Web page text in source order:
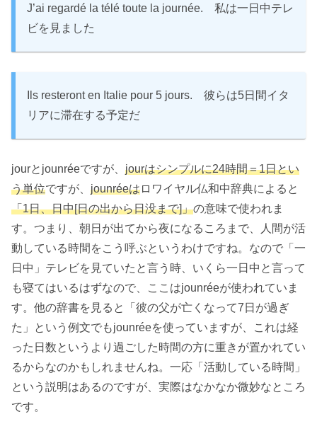
J’ai regardé la télé toute la journée. 私は一日中テレ
ビを見ました
Ils resteront en Italie pour 5 jours. 彼らは5日間イタ
リアに滞在する予定だ
jourとjounréeですが、 jourはシンプルに24時間＝1日とい
う単位ですが、 jounréeはロワイヤル仏和中辞典によると
「1日、日中[日の出から日没まで]」の意味で使われま
す。つまり、朝日が出てから夜になるころまで、人間が活
動している時間をこう呼ぶというわけですね。なので「一
日中」テレビを見ていたと言う時、いくら一日中と言って
も寝てはいるはずなので、ここはjounréeが使われていま
す。他の辞書を見ると「彼の父が亡くなって7日が過ぎ
た」という例文でもjounréeを使っていますが、これは経
った日数というより過ごした時間の方に重きが置かれてい
るからなのかもしれませんね。一応「活動している時間」
という説明はあるのですが、実際はなかなか微妙なところ
です。